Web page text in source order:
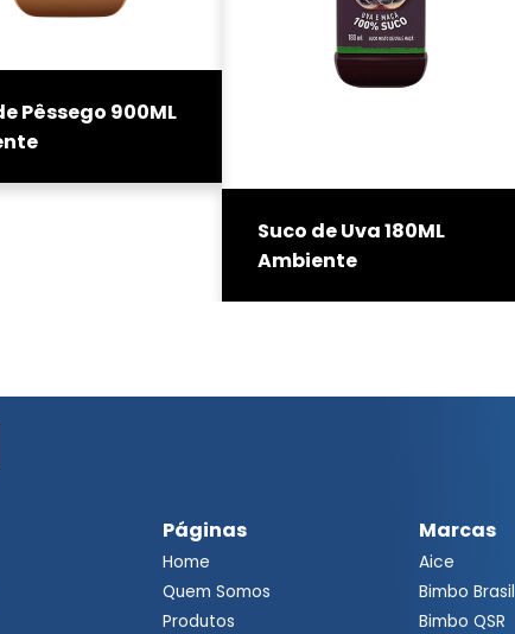
Pêssego 900ML
Suco de Uva 180ML
Ambiente
Páginas
Home
Quem Somos
Produtos
Marcas
Aice
Bimbo Brasil
Bimbo QSR